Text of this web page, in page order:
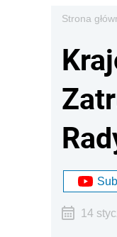
Strona
14